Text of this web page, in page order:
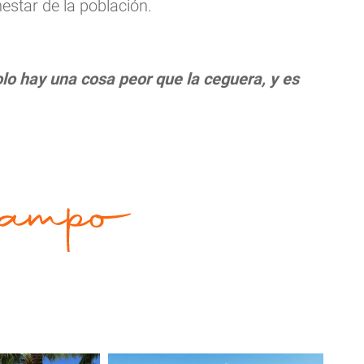
de la población.
hay una cosa peor que la ceguera, y es